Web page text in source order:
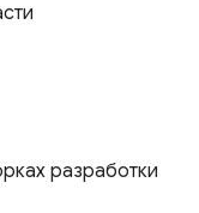
разработки